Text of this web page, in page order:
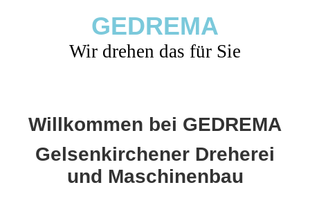
GEDREMA
Wir drehen das für Sie
Willkommen bei GEDREMA
Gelsenkirchener Dreherei
und Maschinenbau